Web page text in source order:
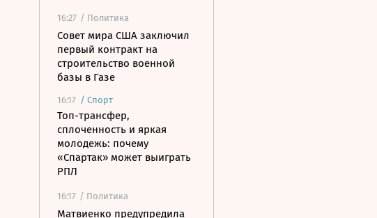
16:27 / Политика
Совет мира США заключил
первый контракт на
строительство военной
базы в Газе
16:17 / Спорт
Топ-трансфер,
сплоченность и яркая
молодежь: почему
«Спартак» может выиграть
РПЛ
16:17 / Политика
Матвиенко предупредила